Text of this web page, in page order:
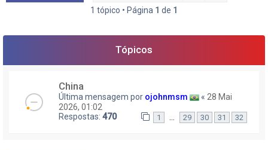
1 tópico • Página 1 de 1
Tópicos
China
Última mensagem por ojohnmsm « 28 Mai
2026, 01:02
Respostas: 470 1 29 30 31 32